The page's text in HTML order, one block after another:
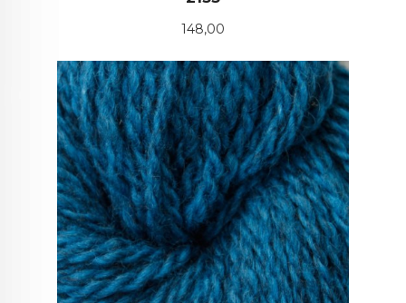
Pris
148,00